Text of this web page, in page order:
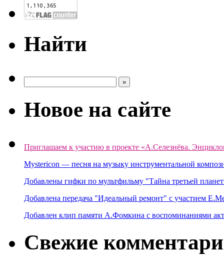
Найти
Новое на сайте
Приглашаем к участию в проекте «А.Селезнёва.
Mystericon — песня на музыку инструментальной
Добавлены гифки по мультфильму "Тайна третьей
Добавлена передача "Идеальный ремонт" с участием
Добавлен клип памяти А.Фомкина с воспоминаниями
Свежие